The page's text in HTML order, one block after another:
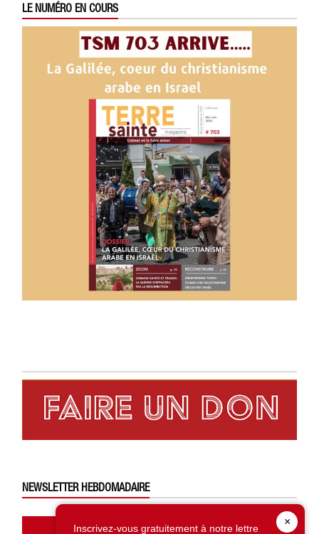
LE NUMÉRO EN COURS
NEWSLETTER HEBDOMADAIRE
Abonnez-vous ici
×
Inscrivez-vous gratuitement à notre lettre